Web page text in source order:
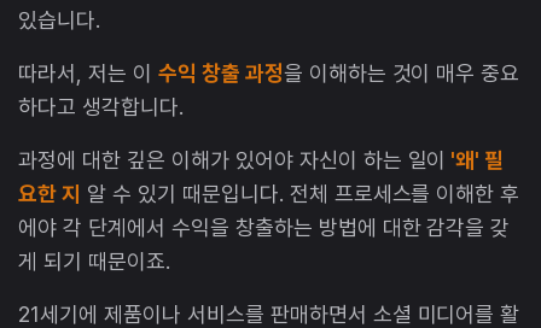
있습니다.
따라서, 저는 이 수익 창출 과정을 이해하는 것이 매우 중요
하다고 생각합니다.
과정에 대한 깊은 이해가 있어야 자신이 하는 일이 '왜' 필
요한 지 알 수 있기 때문입니다. 전체 프로세스를 이해한 후
에야 각 단계에서 수익을 창출하는 방법에 대한 감각을 갖
게 되기 때문이죠.
21세기에 제품이나 서비스를 판매하면서 소셜 미디어를 활